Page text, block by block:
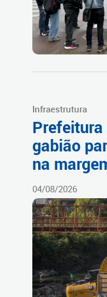
Infraestrutura
gabião
na
04/08/2026